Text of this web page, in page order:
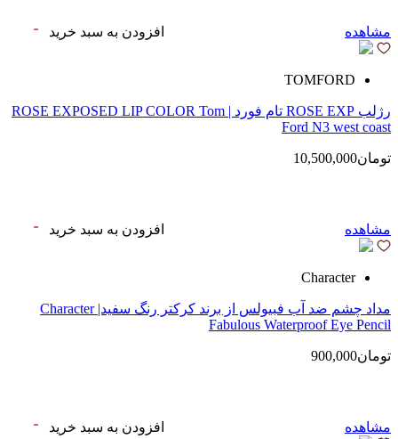
مشاهده افزودن به سبد خرید
TOMFORD
رژلب ROSE EXP تام فورد | ROSE EXPOSED LIP COLOR Tom
Ford N3 west coast
تومان10,500,000
مشاهده افزودن به سبد خرید
Character
مداد چشم ضد آب فبیولس از برند کرکتر رنگ سفید| Character
Fabulous Waterproof Eye Pencil
تومان900,000
مشاهده افزودن به سبد خرید